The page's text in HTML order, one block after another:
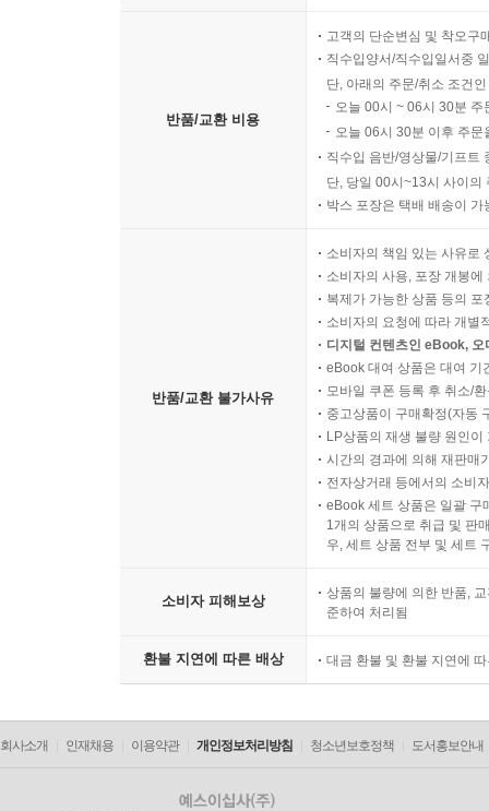
반품/교환 비용
고객의 단순변심 및 착오구
직수입양서/직수입일서중
단, 아래의 주문/취소 조건
오늘 00시 ~ 06시 30분
오늘 06시 30분 이후 주
직수입 음반/영상물/기프트
단, 당일 00시~13시 사이의
박스 포장은 택배 배송이
반품/교환 불가사유
소비자의 책임 있는 사유로
소비자의 사용, 포장 개봉
복제가 가능한 상품 등의
소비자의 요청에 따라 개별
디지털 컨텐츠인 eBook,
eBook 대여 상품은 대여 기
모바일 쿠폰 등록 후 취소/
중고상품이 구매확정(자동
LP상품의 재생 불량 원인
시간의 경과에 의해 재판매
전자상거래 등에서의 소비
eBook 세트 상품은 일괄 구
1개의 상품으로 취급 및 판
우, 세트 상품 전부 및 세트
소비자 피해보상
상품의 불량에 의한 반품,
준하여 처리됨
환불 지연에 따른 배상 대금 환불 및 환불 지연에
회사소개 인재채용 이용약관 개인정보처리방침 청소년보호정책 도서홍보안내